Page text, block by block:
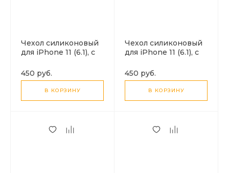
Чехол силиконовый
для iPhone 11 (6.1), с
микс, X-CASE,
затемненный
450 руб.
В КОРЗИНУ
Чехол силиконовый
для iPhone 11 (6.1), с
X-CASE, прозрачный
450 руб.
В КОРЗИНУ